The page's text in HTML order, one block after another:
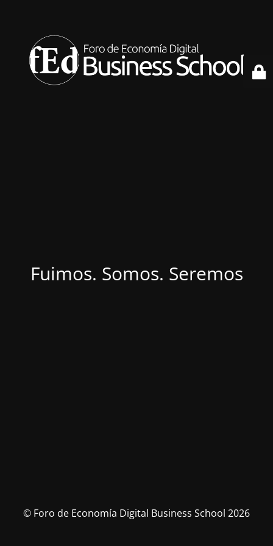
Fuimos. Somos. Seremos
© Foro de Economía Digital Business School 2026